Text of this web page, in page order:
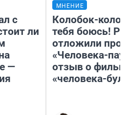
с
ли
—
МНЕНИЕ
Колобок-
тебя боюсь!
отложили
«Человека-
отзыв о
«человека-